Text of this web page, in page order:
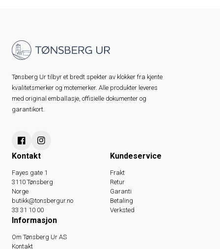
Tønsberg Ur tilbyr et bredt spekter av klokker fra kjente
kvalitetsmerker og motemerker. Alle produkter leveres
med original emballasje, offisielle dokumenter og
garantikort.
Kontakt
Fayes gate 1
3110 Tønsberg
Norge
butikk@tonsbergur.no
33 31 10 00
Kundeservice
Frakt
Retur
Garanti
Betaling
Verksted
Informasjon
Om Tønsberg Ur AS
Kontakt